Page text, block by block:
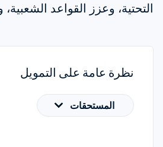
التحتية، وعزز القواعد
نظرة عامة على التمويل
المستحقات